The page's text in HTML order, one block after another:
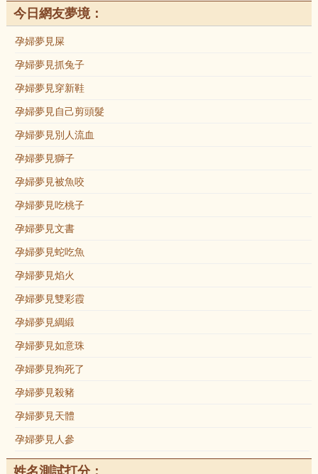
今日網友夢境：
孕婦夢見屎
孕婦夢見抓兔子
孕婦夢見穿新鞋
孕婦夢見自己剪頭髮
孕婦夢見別人流血
孕婦夢見獅子
孕婦夢見被魚咬
孕婦夢見吃桃子
孕婦夢見文書
孕婦夢見蛇吃魚
孕婦夢見焰火
孕婦夢見雙彩霞
孕婦夢見綢緞
孕婦夢見如意珠
孕婦夢見狗死了
孕婦夢見殺豬
孕婦夢見天體
孕婦夢見人參
姓名測試打分：